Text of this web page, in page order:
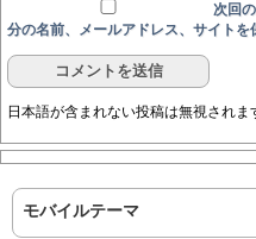
次回
分の名前、メールアドレス、サイトを
日本語が含まれない投稿は無視されま
モバイルテーマ